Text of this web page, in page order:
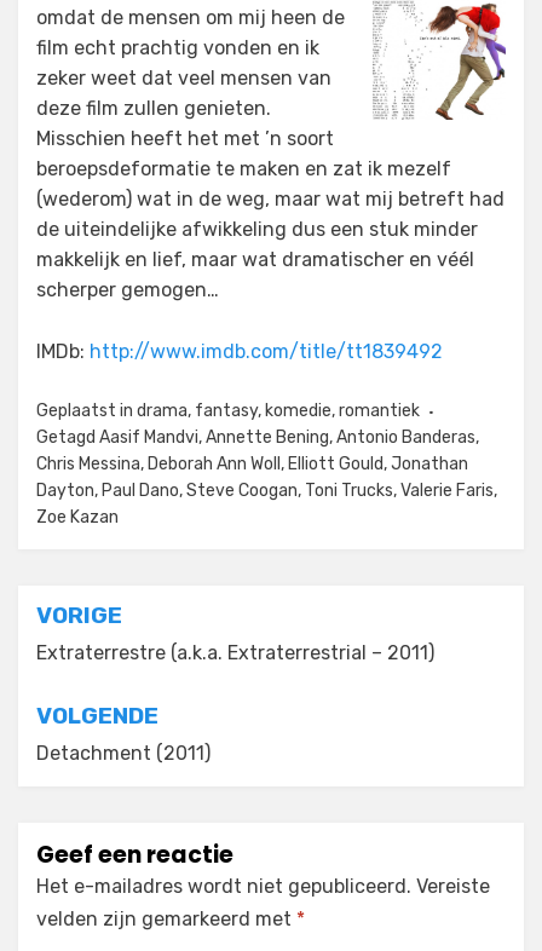
omdat de mensen om mij heen de
film echt prachtig vonden en ik
zeker weet dat veel mensen van
deze film zullen genieten.
Misschien heeft het met ’n soort
beroepsdeformatie te maken en zat ik mezelf
(wederom) wat in de weg, maar wat mij betreft had
de uiteindelijke afwikkeling dus een stuk minder
makkelijk en lief, maar wat dramatischer en véél
scherper gemogen…
IMDb: http://www.imdb.com/title/tt1839492
Geplaatst in drama, fantasy, komedie,romantiek
Getagd Aasif Mandvi,Annette Bening,Antonio Banderas,
Chris Messina, Deborah Ann Woll , Elliott Gould,Jonathan
Dayton, Paul Dano,Steve Coogan, Toni Trucks,Valerie Faris,
Zoe Kazan
Bericht
navigatie
VORIGE
Extraterrestre (a.k.a. Extraterrestrial – 2011)
VOLGENDE
Detachment (2011)
Geef een reactie
Het e-mailadres wordt niet gepubliceerd. Vereiste
velden zijn gemarkeerd met *